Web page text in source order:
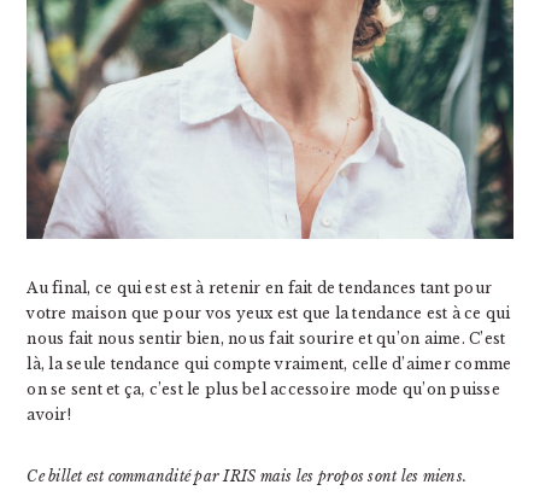
Au final, ce qui est est à retenir en fait de tendances tant pour
votre maison que pour vos yeux est que la tendance est à ce qui
nous fait nous sentir bien, nous fait sourire et qu’on aime. C’est
là, la seule tendance qui compte vraiment, celle d’aimer comme
on se sent et ça, c’est le plus bel accessoire mode qu’on puisse
avoir!
Ce billet est commandité par IRIS mais les propos sont les miens.